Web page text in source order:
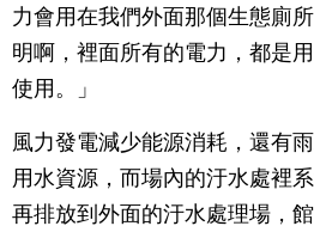
力會用在我們外面那個生態廁
明啊，裡面所有的電力，都是
使用。」
風力發電減少能源消耗，還有
用水資源，而場內的汙水處裡
再排放到外面的汙水處理場，